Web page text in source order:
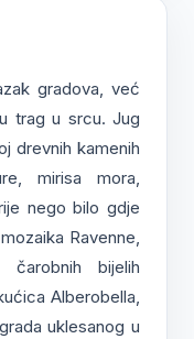
gradova, već
trag u srcu. Jug
drevnih kamenih
mirisa mora,
nego bilo gdje
Ravenne,
čarobnih bijelih
Alberobella,
uklesanog u